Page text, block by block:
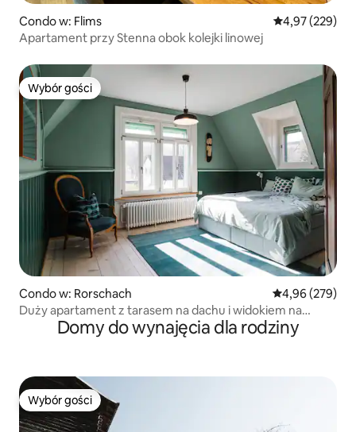
Condo w: Flims Średnia
4,97 (229)
Apartament przy Stenna obok kolejki linowej
Wybór gości
Wybór gości
Condo w: Rorschach Średnia
4,96 (279)
Duży apartament z tarasem na dachu i widokiem na
Domy do wynajęcia dla rodziny
Wybór gości
Wybór gości